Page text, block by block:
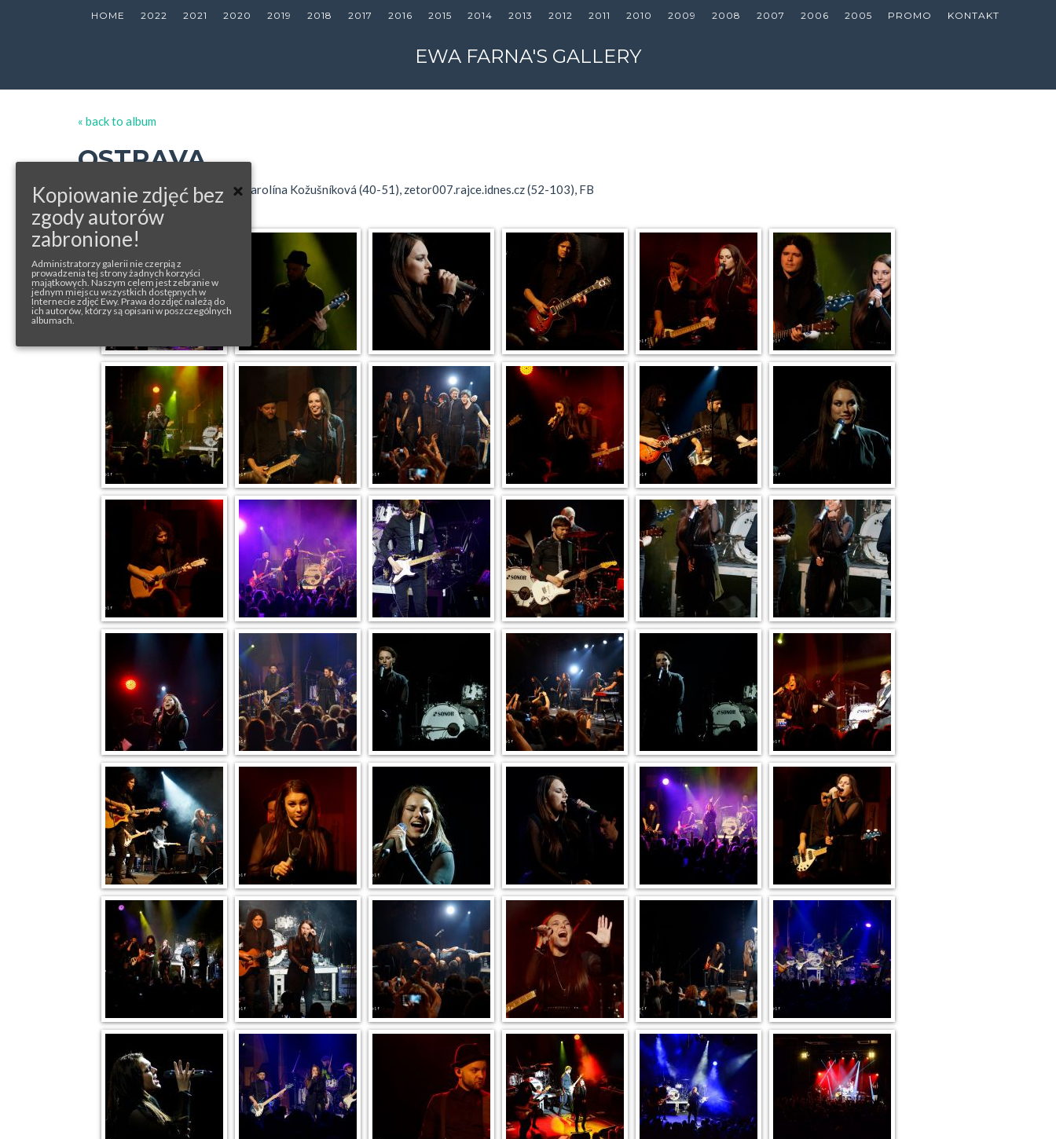
HOME 2022 2021 2020 2019 2018 2017 2016 2015 2014 2013 2012 2011 2010 2009 2008 2007 2006 2005 PROMO KONTAKT
EWA FARNA'S GALLERY
« back to album
OSTRAVA
photos from: Dark Wolf (1-39), Karolína Kožušníková (40-51), zetor007.rajce.idnes.cz (52-103), FB
Kopiowanie zdjęć bez
zgody autorów
zabronione!
Administratorzy galerii nie czerpią z
prowadzenia tej strony żadnych korzyści
majątkowych. Naszym celem jest zebranie w
jednym miejscu wszystkich dostępnych w
Internecie zdjęć Ewy. Prawa do zdjęć należą do
ich autorów, którzy są opisani w poszczególnych
albumach.